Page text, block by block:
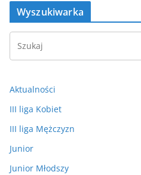
Wyszukiwarka
Aktualności
III liga Kobiet
III liga Mężczyzn
Junior
Junior Młodszy